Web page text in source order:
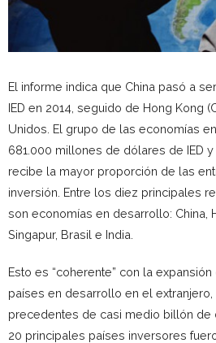
El informe indica que China pasó a
IED en 2014, seguido de Hong Kong
Unidos. El grupo de las economías
681.000 millones de dólares de IED
recibe la mayor proporción de las
inversión. Entre los diez principales
son economías en desarrollo: China,
Singapur, Brasil e India.
Esto es “coherente” con la
países en desarrollo en el
precedentes de casi medio billón de
20 principales países inversores